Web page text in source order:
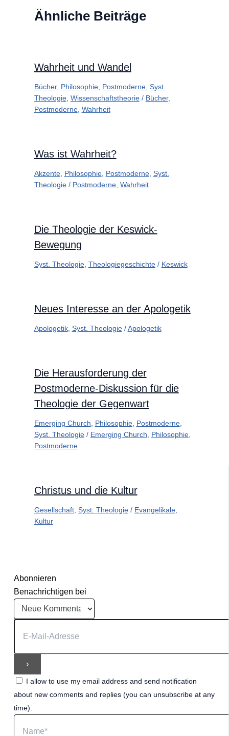
Ähnliche Beiträge
Wahrheit und Wandel
Bücher, Philosophie, Postmoderne, Syst.
Theologie, Wissenschaftstheorie/ Bücher,
Postmoderne, Wahrheit
Was ist Wahrheit?
Akzente, Philosophie, Postmoderne, Syst.
Theologie/ Postmoderne, Wahrheit
Die Theologie der Keswick-
Bewegung
Syst. Theologie, Theologiegeschichte/ Keswick
Neues Interesse an der Apologetik
Apologetik, Syst. Theologie/Apologetik
Die Herausforderung der
Postmoderne-Diskussion für die
Theologie der Gegenwart
Emerging Church Philosophie, Postmoderne,
Syst. Theologie/ Emerging Church Philosophie,
Postmoderne
Christus und die Kultur
Gesellschaft, Syst. Theologie/ Evangelikale,
Kultur
Abonnieren
Benachrichtigen bei
I allow to use my email address and send notification
about new comments and replies (you can unsubscribe at any
time).